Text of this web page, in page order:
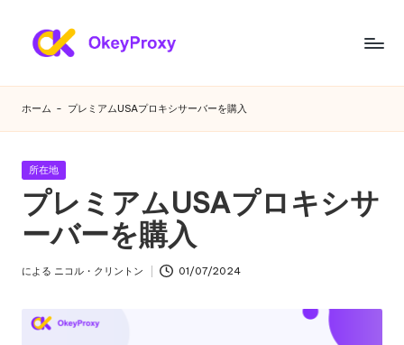
あ
ら
ゆ
る
ニ
ー
ズ
対
力
HTTP(S)/SOCKS5
住
宅
プ
料
ホーム - プレミアムUSAプロキシサーバーを購入
カ
リ
ー
所在地
プレミアムUSAプロキシサ
ーバーを購入
投
による ニコル・クリントン 01/07/2024